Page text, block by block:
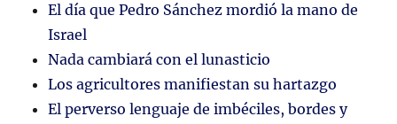
El día que Pedro Sánchez mordió la mano de
Israel
Nada cambiará con el lunasticio
Los agricultores manifiestan su hartazgo
El perverso lenguaje de imbéciles, bordes y